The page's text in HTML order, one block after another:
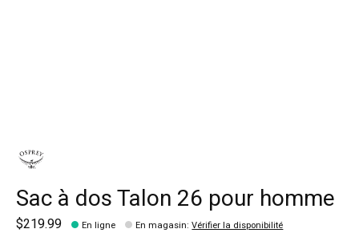
Sac à dos Talon 26 pour homme
$219.99 En ligne En magasin:Vérifier la disponibilité